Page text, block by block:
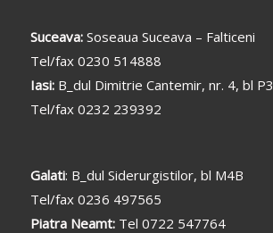
Suceava: Soseaua Suceava – Falticeni
Tel/fax 0230 514888
Iasi: B_dul Dimitrie Cantemir, nr. 4, bl P3
Tel/fax 0232 239392
Galati: B_dul Siderurgistilor, bl M4B
Tel/fax 0236 497565
Piatra Neamt: Tel 0722 547764